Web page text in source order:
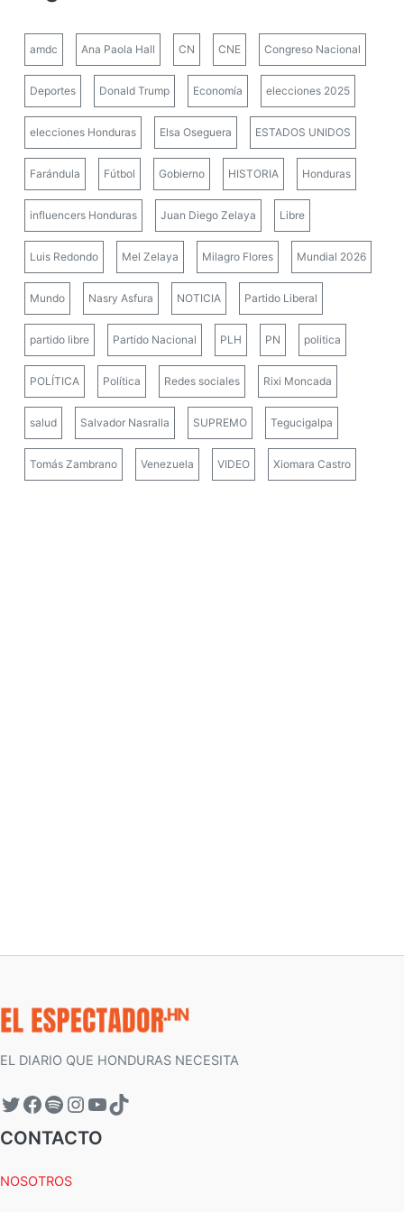
amdc Ana Paola Hall CN CNE Congreso Nacional
Deportes Donald Trump Economía elecciones 2025
elecciones Honduras Elsa Oseguera ESTADOS UNIDOS
Farándula Fútbol Gobierno HISTORIA Honduras
influencers Honduras Juan Diego Zelaya Libre
Luis Redondo Mel Zelaya Milagro Flores Mundial 2026
Mundo Nasry Asfura NOTICIA Partido Liberal
partido libre Partido Nacional PLH PN politica
POLÍTICA Política Redes sociales Rixi Moncada
salud Salvador Nasralla SUPREMO Tegucigalpa
Tomás Zambrano Venezuela VIDEO Xiomara Castro
EL DIARIO QUE HONDURAS NECESITA
CONTACTO
NOSOTROS